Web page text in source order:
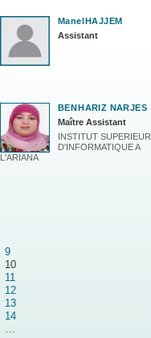
ManelHAJJEM
Assistant
BENHARIZ NARJES
Maître Assistant
INSTITUT SUPERIEUR
D'INFORMATIQUE A
L'ARIANA
9
10
11
12
13
14
…